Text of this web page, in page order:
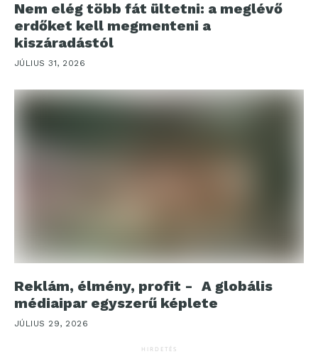
Nem elég több fát ültetni: a meglévő
erdőket kell megmenteni a
kiszáradástól
JÚLIUS 31, 2026
Reklám, élmény, profit - A globális
médiaipar egyszerű képlete
JÚLIUS 29, 2026
HIRDETÉS